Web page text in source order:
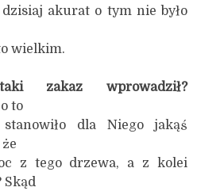
akurat o tym nie było
wielkim.
zakaz wprowadził?
to
dla Niego jakąś
z tego drzewa, a z kolei
Skąd